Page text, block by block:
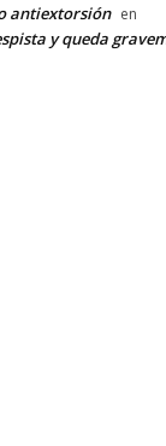
antiextorsión en
y queda